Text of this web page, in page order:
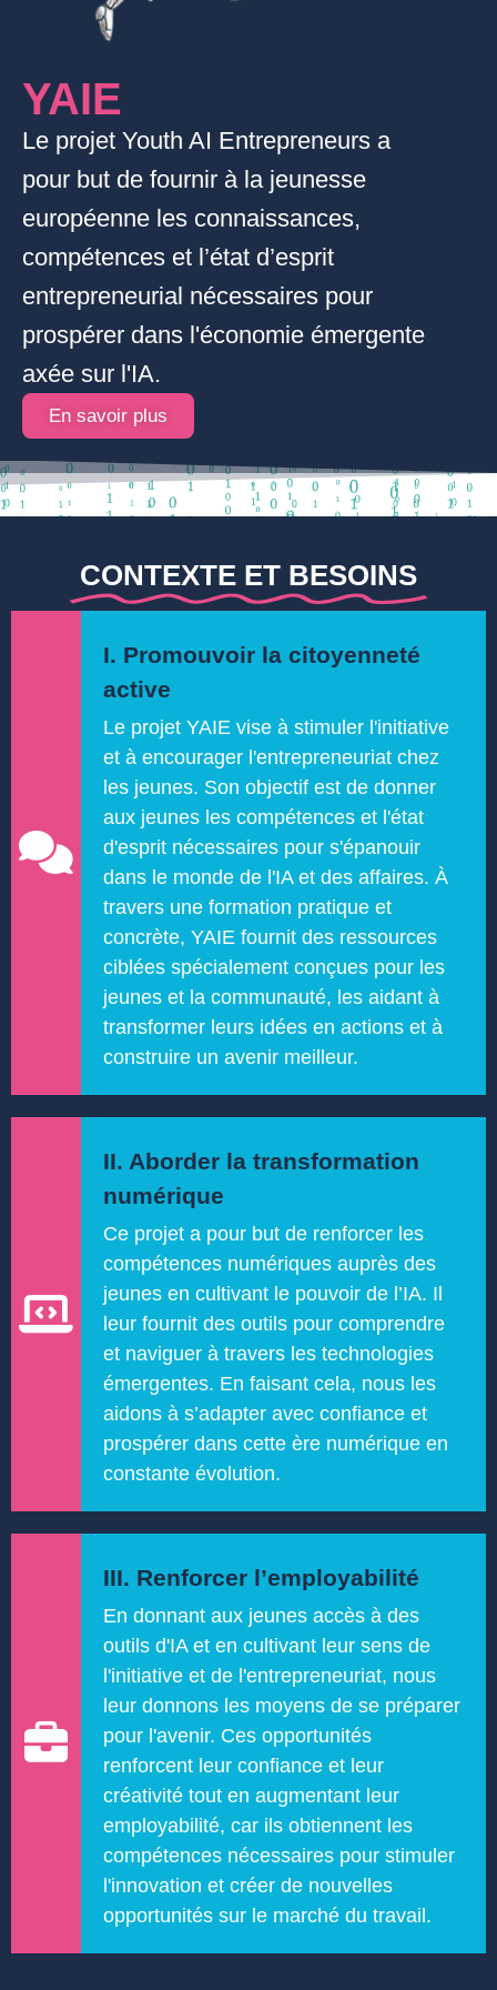
YAIE
Le projet Youth AI Entrepreneurs a
pour but de fournir à la jeunesse
européenne les connaissances,
compétences et l’état d’esprit
entrepreneurial nécessaires pour
prospérer dans l'économie émergente
axée sur l'IA.
En savoir plus
CONTEXTE ET BESOINS
I. Promouvoir la citoyenneté
active
Le projet YAIE vise à stimuler l'initiative
et à encourager l'entrepreneuriat chez
les jeunes. Son objectif est de donner
aux jeunes les compétences et l'état
d'esprit nécessaires pour s'épanouir
dans le monde de l'IA et des affaires. À
travers une formation pratique et
concrète, YAIE fournit des ressources
ciblées spécialement conçues pour les
jeunes et la communauté, les aidant à
transformer leurs idées en actions et à
construire un avenir meilleur.
II. Aborder la transformation
numérique
Ce projet a pour but de renforcer les
compétences numériques auprès des
jeunes en cultivant le pouvoir de l’IA. Il
leur fournit des outils pour comprendre
et naviguer à travers les technologies
émergentes. En faisant cela, nous les
aidons à s’adapter avec confiance et
prospérer dans cette ère numérique en
constante évolution.
III. Renforcer l’employabilité
En donnant aux jeunes accès à des
outils d'IA et en cultivant leur sens de
l'initiative et de l'entrepreneuriat, nous
leur donnons les moyens de se préparer
pour l'avenir. Ces opportunités
renforcent leur confiance et leur
créativité tout en augmentant leur
employabilité, car ils obtiennent les
compétences nécessaires pour stimuler
l'innovation et créer de nouvelles
opportunités sur le marché du travail.